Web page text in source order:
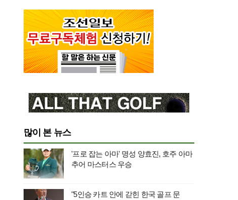
많이 본 뉴스
'프로 잡는 아마' 명성 양효진, 호주 아마
추어 마스터스 우승
"5인승 카트 안에 갇힌 한국 골프 문